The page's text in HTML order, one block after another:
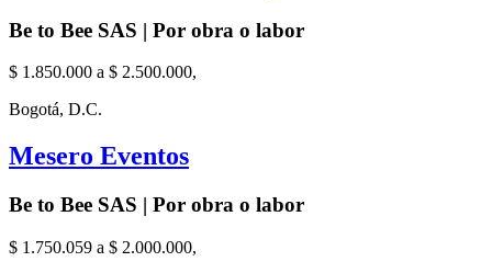
Be to Bee SAS | Por obra o labor
$ 1.850.000 a $ 2.500.000,
Bogotá, D.C.
Mesero Eventos
Be to Bee SAS | Por obra o labor
$ 1.750.059 a $ 2.000.000,